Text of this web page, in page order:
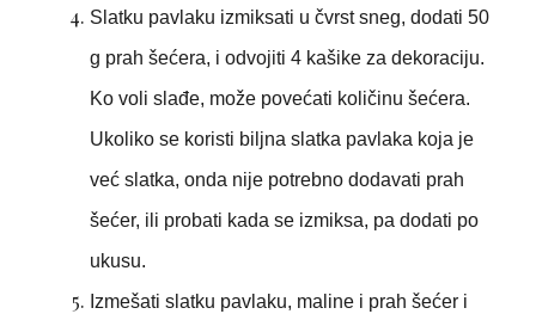
Slatku pavlaku izmiksati u čvrst sneg, dodati 50
g prah šećera, i odvojiti 4 kašike za dekoraciju.
Ko voli slađe, može povećati količinu šećera.
Ukoliko se koristi biljna slatka pavlaka koja je
već slatka, onda nije potrebno dodavati prah
šećer, ili probati kada se izmiksa, pa dodati po
ukusu.
Izmešati slatku pavlaku, maline i prah šećer i